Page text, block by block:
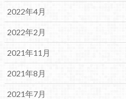
2022年4月
2022年2月
2021年11月
2021年8月
2021年7月